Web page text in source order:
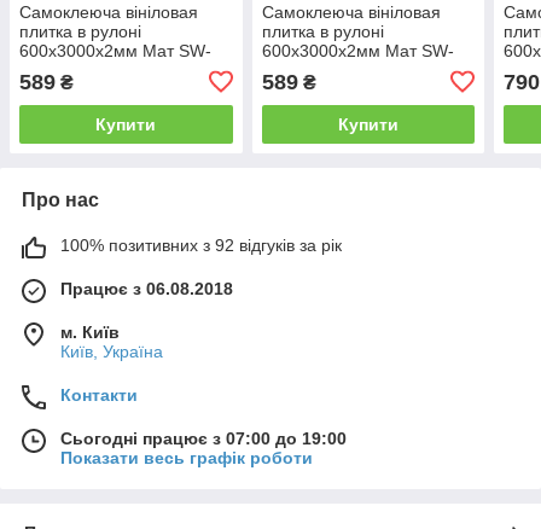
Самоклеюча вініловая
плитка в рулоні
600х3000х2мм Мат SW-
589 ₴
Купити
Самоклеюча вініловая
плитка в рулоні
600х3000х2мм Мат SW-
589₴
Купити
790
Про нас
100% позитивних з 92 відгуків за рік
Працює з 06.08.2018
м. Київ
Київ, Україна
Контакти
Сьогодні працює з 07:00 до 19:00
Показати весь графік роботи